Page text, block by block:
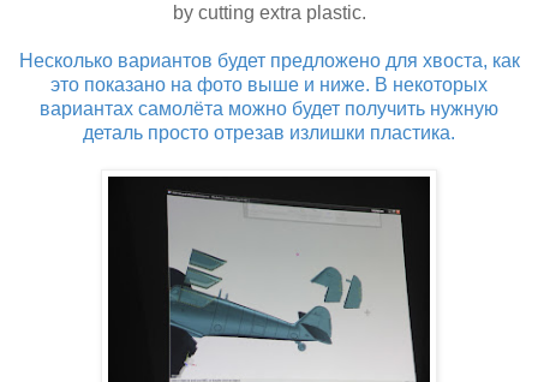
by cutting extra plastic.
Несколько вариантов будет предложено для хвоста, как
это показано на фото выше и ниже. В некоторых
вариантах самолёта можно будет получить нужную
деталь просто отрезав излишки пластика.